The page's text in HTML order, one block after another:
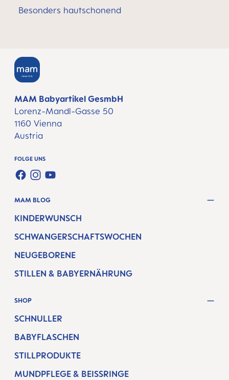
Besonders hautschonend
MAM Babyartikel GesmbH
Lorenz-Mandl-Gasse 50
1160 Vienna
Austria
FOLGE UNS
FACEBOOK
INSTAGRAM
YOUTUBE
MAM BLOG
KINDERWUNSCH
SCHWANGERSCHAFTSWOCHEN
NEUGEBORENE
STILLEN & BABYERNÄHRUNG
SHOP
SCHNULLER
BABYFLASCHEN
STILLPRODUKTE
MUNDPFLEGE & BEISSRINGE